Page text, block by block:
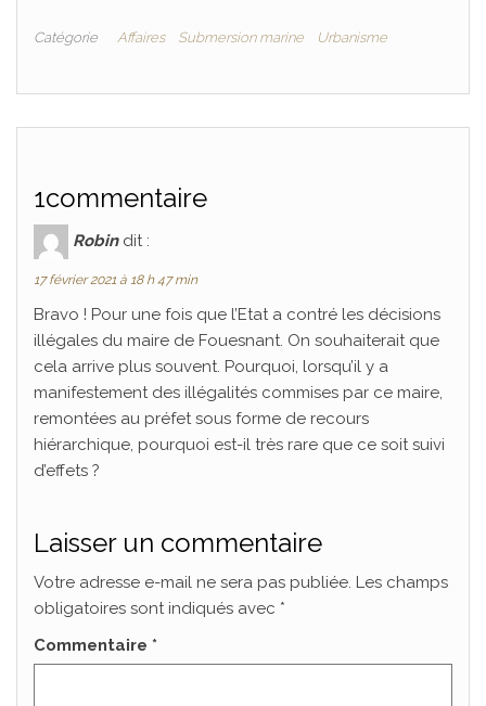
Catégorie Affaires Submersion marine Urbanisme
1commentaire
Robin dit :
17 février 2021 à 18 h 47 min
Bravo ! Pour une fois que l’Etat a contré les décisions
illégales du maire de Fouesnant. On souhaiterait que
cela arrive plus souvent. Pourquoi, lorsqu’il y a
manifestement des illégalités commises par ce maire,
remontées au préfet sous forme de recours
hiérarchique, pourquoi est-il très rare que ce soit suivi
d’effets ?
Laisser un commentaire
Votre adresse e-mail ne sera pas publiée. Les champs
obligatoires sont indiqués avec *
Commentaire *